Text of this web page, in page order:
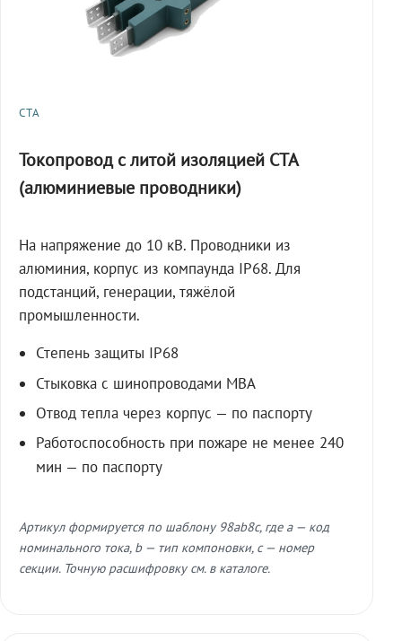
СТА
Токопровод с литой изоляцией СТА
(алюминиевые проводники)
На напряжение до 10 кВ. Проводники из
алюминия, корпус из компаунда IP68. Для
подстанций, генерации, тяжёлой
промышленности.
Степень защиты IP68
Стыковка с шинопроводами МВА
Отвод тепла через корпус — по паспорту
Работоспособность при пожаре не менее 240
мин — по паспорту
Артикул формируется по шаблону 98ab8c, где a — код
номинального тока, b — тип компоновки, c — номер
секции. Точную расшифровку см. в каталоге.